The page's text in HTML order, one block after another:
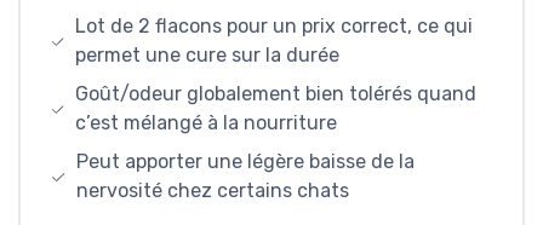
Lot de 2 flacons pour un prix correct, ce qui
permet une cure sur la durée
Goût/odeur globalement bien tolérés quand
c’est mélangé à la nourriture
Peut apporter une légère baisse de la
nervosité chez certains chats